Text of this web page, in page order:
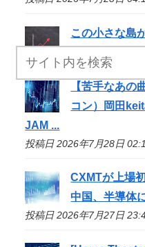
この小さな島
投稿日 2026年7
【苦手なあの
コン）岡田
JAM ...
投稿日 2026年7月28日
CXMTが上場
中国、半導体
投稿日 2026年7月27日